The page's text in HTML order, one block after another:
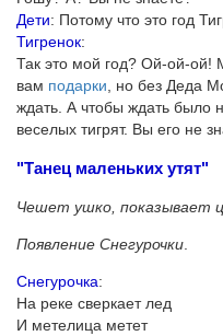
Дети: Потому что это год
Тигренок:
Так это мой год? Ой-ой-ой!
вам подарки , но без Деда
ждать. А чтобы ждать было
веселых тигрят. Вы его не
"Танец маленьких утят"
Чешет ушко, показывает
Появление Снегурочки
Снегурочка:
На реке сверкает лед
И метелица метет